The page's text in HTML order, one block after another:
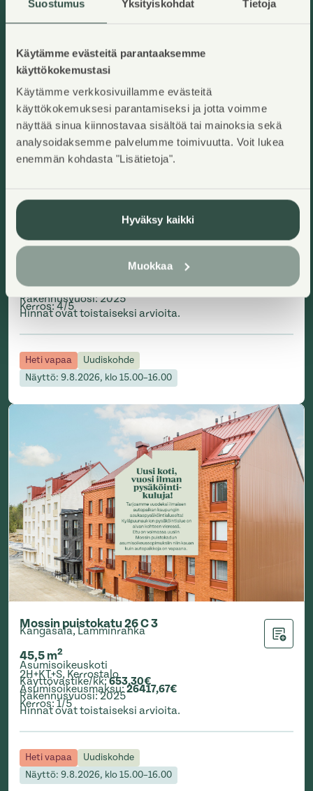
Suostumus Yksityiskohdat Tietoja
Käytämme evästeitä parantaaksemme
käyttökokemustasi
Käytämme verkkosivuillamme evästeitä
käyttökokemuksesi parantamiseksi ja jotta voimme
näyttää sinua kiinnostavaa sisältöä tai mainoksia sekä
analysoidaksemme palvelumme toimivuutta. Voit lukea
enemmän kohdasta "Lisätietoja".
Hyväksy kaikki
Muokkaa
Mossin puistokatu 26 F 14
Kangasala, Lamminrahka
Lisää
Käyttövastike/kk:487,89€
Rakennusvuosi:2025
Kerros:4/5
Hinnat ovat toistaiseksi arvioita.
Heti vapaa
Uudiskohde
Näyttö: 9.8.2026, klo 15.00–16.00
Mossin puistokatu 26 C 3
Kangasala, Lamminrahka
Lisää
45,5m2
Asumisoikeuskoti
2H+KT+S, Kerrostalo
Käyttövastike/kk:653,30€
Asumisoikeusmaksu:26417,67€
Rakennusvuosi:2025
Kerros:1/5
Hinnat ovat toistaiseksi arvioita.
Heti vapaa
Uudiskohde
Näyttö: 9.8.2026, klo 15.00–16.00